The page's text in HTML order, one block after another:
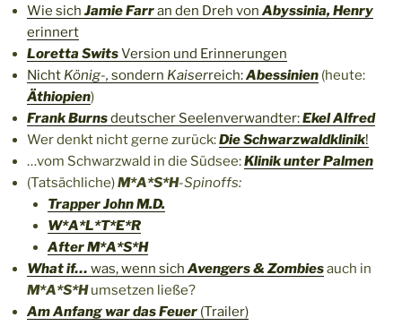
Wie sich Jamie Farran den Dreh von Abyssinia, Henry
erinnert
Loretta SwitsVersion und Erinnerungen
Nicht König-, sondern Kaiserreich:Abessinien (heute:
Äthiopien)
Frank Burnsdeutscher Seelenverwandter:Ekel Alfred
Wer denkt nicht gerne zurück:Die Schwarzwaldklinik!
…vom Schwarzwald in die Südsee:Klinik unter Palmen
(Tatsächliche)M*A*S*H-Spinoffs:
Trapper John M.D.
W*A*L*T*E*R
After M*A*S*H
What if… was, wenn sich Avengers & Zombiesauch in
M*A*S*Humsetzen ließe?
Am Anfang war das Feuer (Trailer)